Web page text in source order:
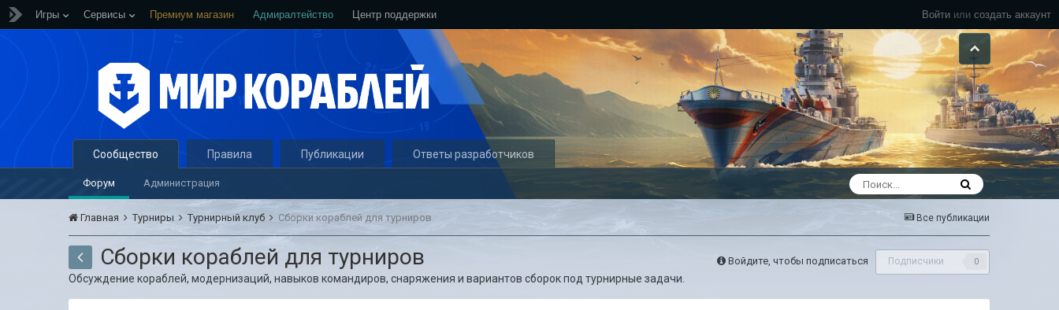
Войти или создать аккаунт
Игры Сервисы Премиум магазин Адмиралтейство Центр поддержки
Сообщество
Форум Администрация
Правила Публикации Ответы разработчиков
Все публикации
Главная Турниры Турнирный клуб Сборки кораблей для турниров
Сборки кораблей для турниров Войдите, чтобы подписаться Подписчики 0
Обсуждение кораблей, модернизаций, навыков командиров, снаряжения и вариантов сборок под турнирные задачи.